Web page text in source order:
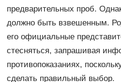
предварительных проб.
должно быть взвешенным.
его официальные
стесняться, запрашивая
противопоказаниях,
сделать правильный выбор.